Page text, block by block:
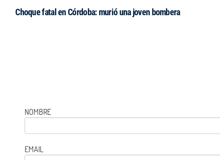
Choque fatal en Córdoba: murió una joven bombera
NOMBRE
EMAIL